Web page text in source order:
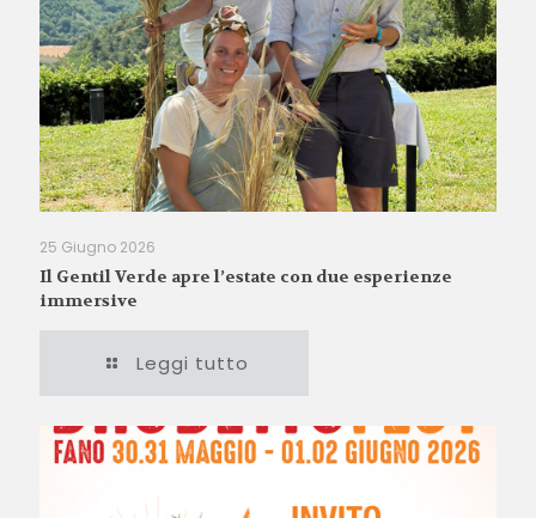
25 Giugno 2026
Il Gentil Verde apre l’estate con due esperienze
immersive
Leggi tutto